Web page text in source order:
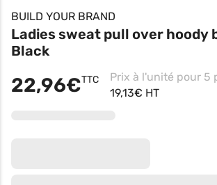
BUILD YOUR BRAND
Ladies sweat pull over hoody
Black
22,96€TTC
19,13€ HT